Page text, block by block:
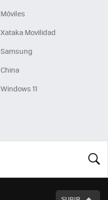
Móviles
Xataka Movilidad
Samsung
China
Windows 11